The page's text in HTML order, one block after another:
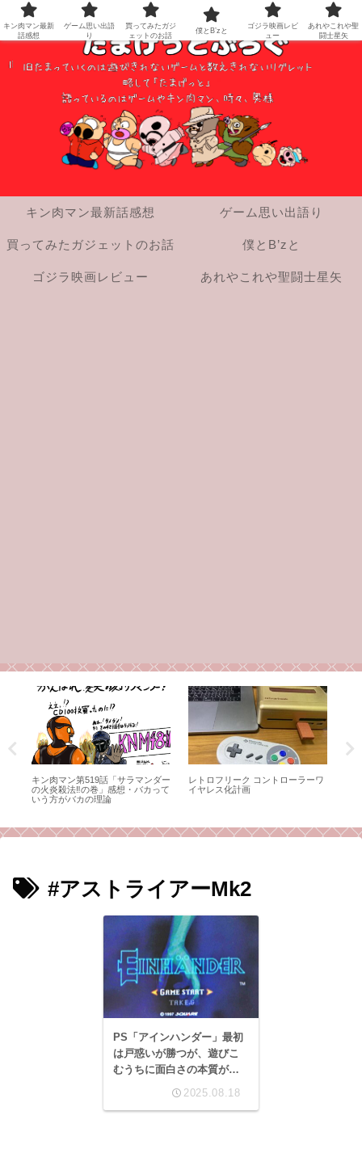
キン肉マン最新話感想 ゲーム思い出語り
買ってみたガジェットのお話 僕とB’zと
ゴジラ映画レビュー あれやこれや聖闘士星矢
キン肉マン第519話「サラマンダー
の火炎殺法‼の巻」感想・バカって
いう方がバカの理論
レトロフリーク コントローラーワ
イヤレス化計画
#アストライアーMk2
PS「アインハンダー」最初
は戸惑いが勝つが、遊びこ
むうちに面白さの本質が見
えてくる珠玉の名作
2025.08.18
キン肉マン最新
話感想
ゲーム思い出語
り
買ってみたガジ
ェットのお話
僕とB’zと
ゴジラ映画レビ
ュー
あれやこれや聖
闘士星矢